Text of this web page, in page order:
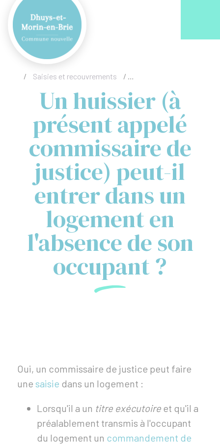
/ Saisies et recouvrements / Un huissier (à présent
Un huissier (à
présent appelé
commissaire de
justice) peut-il
entrer dans un
logement en
l'absence de son
occupant ?
Oui, un commissaire de justice peut faire
une saisie dans un logement :
Lorsqu'il a un titre exécutoire et qu'il a
préalablement transmis à l'occupant
du logement un commandement de